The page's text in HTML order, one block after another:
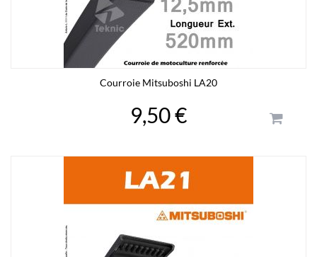
Courroie Mitsuboshi LA20
9,50 €